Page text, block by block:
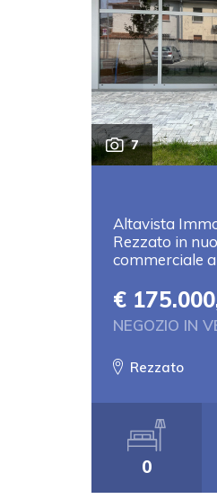
7
Altavista
Rezzato in
commerciale a
€
NEGOZIO IN
Rezzato
0